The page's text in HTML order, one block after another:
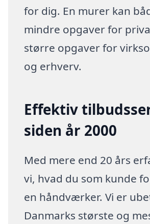
for dig. En murer kan
mindre opgaver for
større opgaver for
og erhverv.
Effektiv
siden år 2000
Med mere end 20 års
vi, hvad du som kunde
en håndværker. Vi er
Danmarks største og